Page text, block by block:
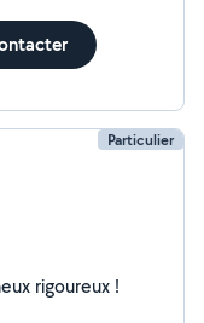
Particulier
rigoureux !